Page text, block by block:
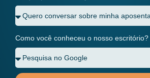
Como você conheceu o nosso escritório?